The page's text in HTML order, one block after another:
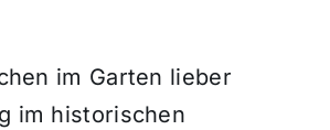
im Garten lieber
im historischen